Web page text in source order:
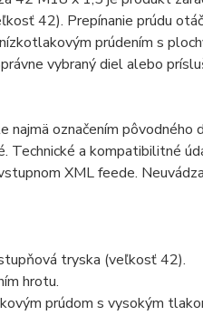
42). Prepínanie prúdu
prúdením s
vybraný diel alebo
najmä označením
Technické a kompatibilitné
XML feede.
tryska (veľkosť 42).
hrotu.
prúdom s vysokým